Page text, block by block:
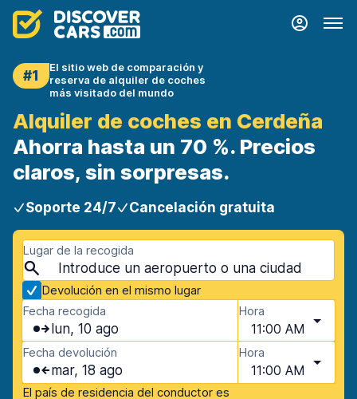
#1
El sitio web de comparación y
reserva de alquiler de coches
más visitado del mundo
Alquiler de coches en Cerdeña
Ahorra hasta un 70 %. Precios
claros, sin sorpresas.
Soporte 24/7 Cancelación gratuita
Lugar de la recogida
Devolución en el mismo lugar
Fecha recogida
lun, 10 ago
Hora
11:00 AM
Fecha devolución
mar, 18 ago
Hora
11:00 AM
El país de residencia del conductor es